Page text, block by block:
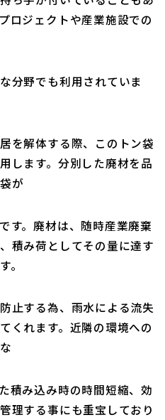
ロジェクトや産業施設での
、
分野でも利用されていま
を解体する際、このトン袋
します。分別した廃材を品
が
す。廃材は、随時産業廃棄
積み荷としてその量に達す
。
止する為、雨水による流失
くれます。近隣の環境への
積み込み時の時間短縮、効
理する事にも重宝しており